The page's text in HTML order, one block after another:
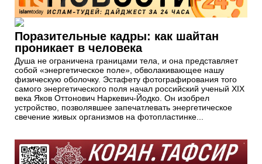
Поразительные кадры: как шайтан
проникает в человека
Душа не ограничена границами тела, и она представляет
собой «энергетическое поле», обволакивающее нашу
физическую оболочку. Эстафету фотографирования того
самого энергетического поля начал российский ученый XIX
века Яков Оттонович Наркевич-Йодко. Он изобрел
устройство, позволявшее запечатлевать энергетическое
свечение живых организмов на фотопластинке...